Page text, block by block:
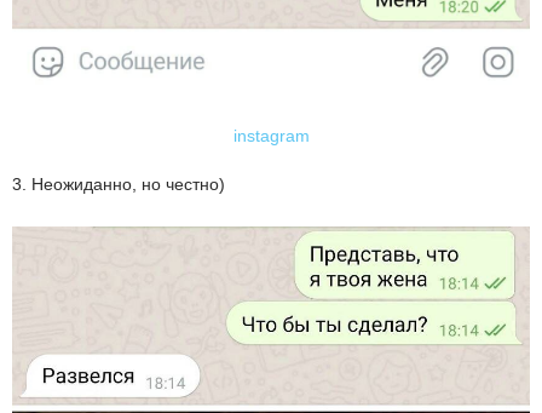
instagram
3. Неожиданно, но честно)